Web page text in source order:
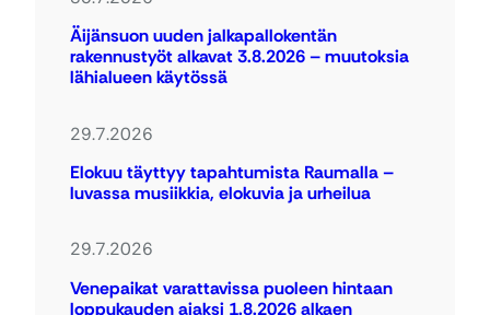
Äijänsuon uuden jalkapallokentän
rakennustyöt alkavat 3.8.2026 – muutoksia
lähialueen käytössä
29.7.2026
Elokuu täyttyy tapahtumista Raumalla –
luvassa musiikkia, elokuvia ja urheilua
29.7.2026
Venepaikat varattavissa puoleen hintaan
loppukauden ajaksi 1.8.2026 alkaen